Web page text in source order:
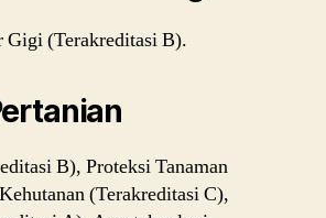
Gigi (Terakreditasi B).
B), Proteksi Tanaman
(Terakreditasi C),